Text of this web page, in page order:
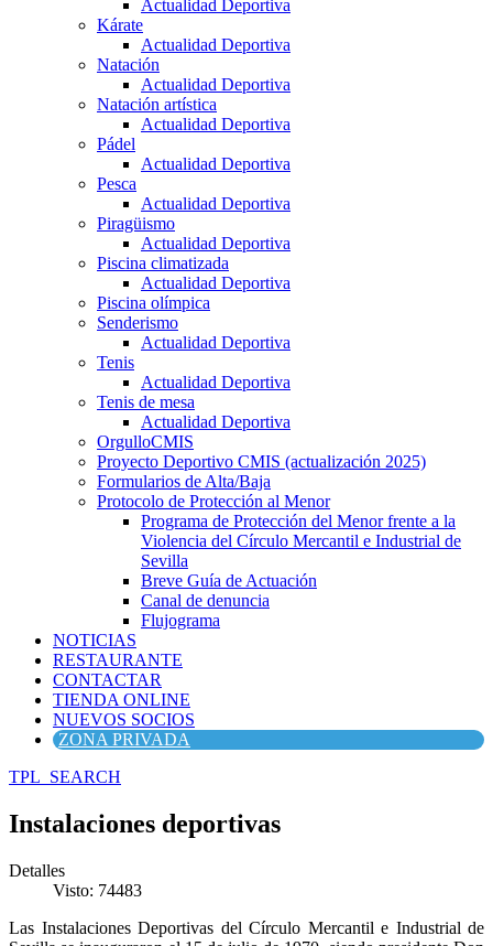
Actualidad Deportiva
Kárate
Actualidad Deportiva
Natación
Actualidad Deportiva
Natación artística
Actualidad Deportiva
Pádel
Actualidad Deportiva
Pesca
Actualidad Deportiva
Piragüismo
Actualidad Deportiva
Piscina climatizada
Actualidad Deportiva
Piscina olímpica
Senderismo
Actualidad Deportiva
Tenis
Actualidad Deportiva
Tenis de mesa
Actualidad Deportiva
OrgulloCMIS
Proyecto Deportivo CMIS (actualización 2025)
Formularios de Alta/Baja
Protocolo de Protección al Menor
Programa de Protección del Menor frente a la
Violencia del Círculo Mercantil e Industrial de
Sevilla
Breve Guía de Actuación
Canal de denuncia
Flujograma
NOTICIAS
RESTAURANTE
CONTACTAR
TIENDA ONLINE
NUEVOS SOCIOS
ZONA PRIVADA
TPL_SEARCH
Instalaciones deportivas
Detalles
Visto: 74483
Las Instalaciones Deportivas del Círculo Mercantil e Industrial de